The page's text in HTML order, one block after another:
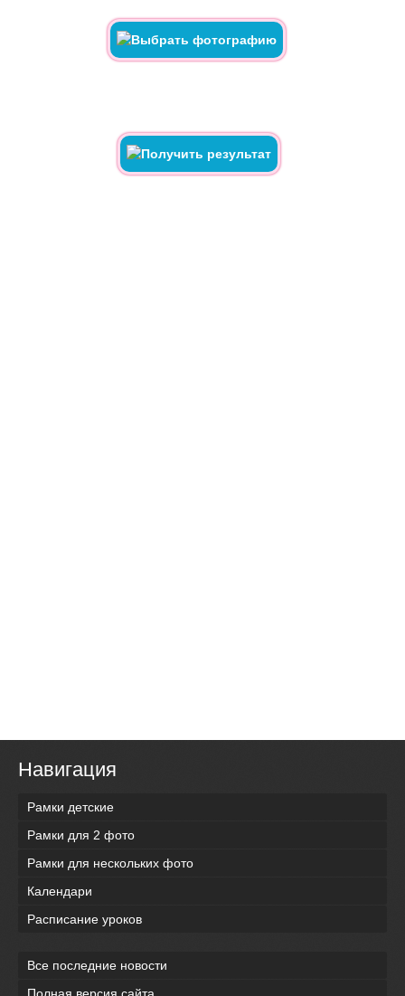
Навигация
Рамки детские
Рамки для 2 фото
Рамки для нескольких фото
Календари
Расписание уроков
Все последние новости